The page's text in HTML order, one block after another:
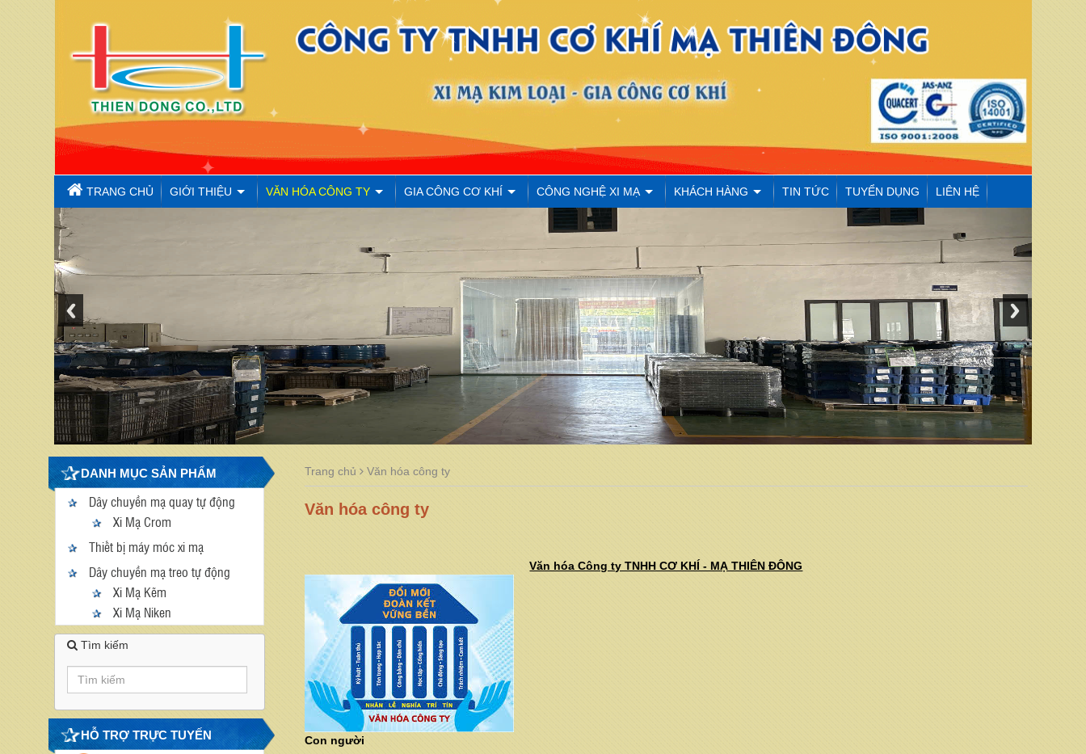
TRANG CHỦ GIỚI THIỆU VĂN HÓA CÔNG TY GIA CÔNG CƠ KHÍ CÔNG NGHỆ XI MẠ KHÁCH HÀNG TIN TỨC TUYỂN DỤNG LIÊN HỆ
DANH MỤC SẢN PHẨM
Dây chuyền mạ quay tự động
Xi Mạ Crom
Thiết bị máy móc xi mạ
Dây chuyền mạ treo tự động
Xi Mạ Kẽm
Xi Mạ Niken
Tìm kiếm
HỖ TRỢ TRỰC TUYẾN
Trang chủ Văn hóa công ty
Văn hóa công ty
Văn hóa Công ty TNHH CƠ KHÍ - MẠ THIÊN ĐÔNG
Con người